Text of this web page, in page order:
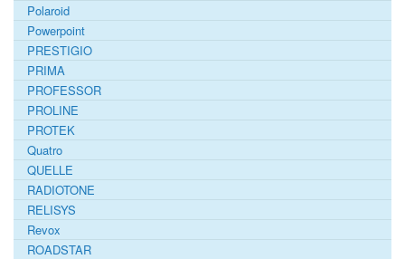
Polaroid
Powerpoint
PRESTIGIO
PRIMA
PROFESSOR
PROLINE
PROTEK
Quatro
QUELLE
RADIOTONE
RELISYS
Revox
ROADSTAR